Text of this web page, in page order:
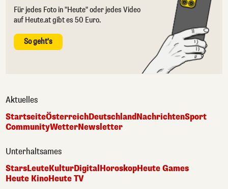
Für jedes Foto in "Heute" oder jedes Video
auf Heute.at gibt es 50 Euro.
So geht's
Aktuelles
StartseiteÖsterreichDeutschlandNachrichtenSport
CommunityWetterNewsletter
Unterhaltsames
StarsLeuteKulturDigital HoroskopHeute Games
Heute KinoHeute TV